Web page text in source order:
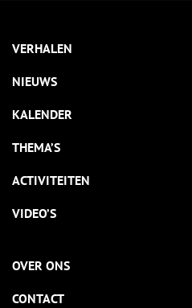
VERHALEN
NIEUWS
KALENDER
THEMA’S
ACTIVITEITEN
VIDEO’S
OVER ONS
CONTACT